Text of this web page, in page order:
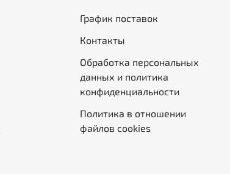
График поставок
Контакты
Обработка персональных
данных и политика
конфиденциальности
Политика в отношении
файлов cookies